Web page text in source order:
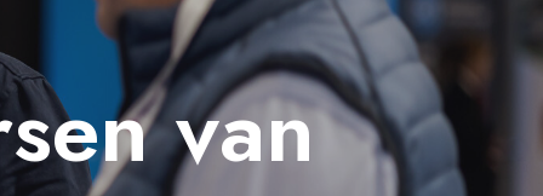
van